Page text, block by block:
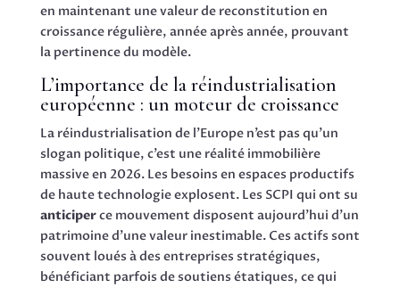
en maintenant une valeur de reconstitution en
croissance régulière, année après année, prouvant
la pertinence du modèle.
L’importance de la réindustrialisation
européenne : un moteur de croissance
La réindustrialisation de l’Europe n’est pas qu’un
slogan politique, c’est une réalité immobilière
massive en 2026. Les besoins en espaces productifs
de haute technologie explosent. Les SCPI qui ont su
anticiperce mouvement disposent aujourd’hui d’un
patrimoine d’une valeur inestimable. Ces actifs sont
souvent loués à des entreprises stratégiques,
bénéficiant parfois de soutiens étatiques, ce qui